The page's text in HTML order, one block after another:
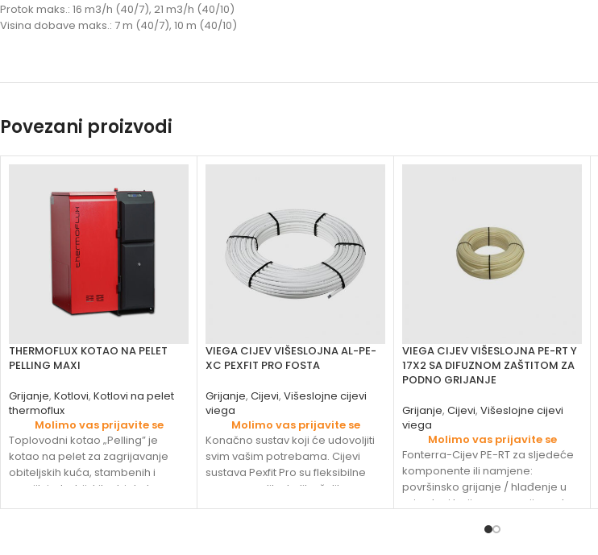
Protok maks.: 16 m3/h (40/7), 21 m3/h (40/10)
Visina dobave maks.: 7 m (40/7), 10 m (40/10)
Povezani proizvodi
THERMOFLUX KOTAO NA PELET
PELLING MAXI
Grijanje, Kotlovi, Kotlovi na pelet
thermoflux
Molimo vas prijavite se
Toplovodni kotao „Pelling” je
kotao na pelet za zagrijavanje
obiteljskih kuća, stambenih i
manjih industrijskih objekata.
Kotao je modernog dizajna
VIEGA CIJEV VIŠESLOJNA AL-PE-
XC PEXFIT PRO FOSTA
Grijanje, Cijevi, Višeslojne cijevi
viega
Molimo vas prijavite se
Konačno sustav koji će udovoljiti
svim vašim potrebama. Cijevi
sustava Pexfit Pro su fleksibilne
upravo onoliko koliko želite.
Njihova će dugotrajnost
VIEGA CIJEV VIŠESLOJNA PE-RT Y
17X2 SA DIFUZNOM ZAŠTITOM ZA
PODNO GRIJANJE
Grijanje, Cijevi, Višeslojne cijevi
viega
Molimo vas prijavite se
Fonterra-Cijev PE-RT za sljedeće
komponente ili namjene:
površinsko grijanje / hlađenje u
prirodnoj boji osnovna cijev od